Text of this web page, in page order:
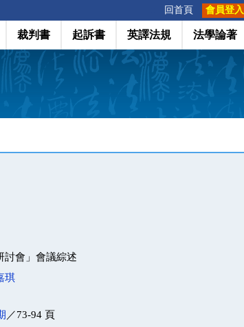
回首頁 會員登入
裁判書 起訴書 英譯法規 法學論著
討會」會議綜述
琪
／73-94 頁